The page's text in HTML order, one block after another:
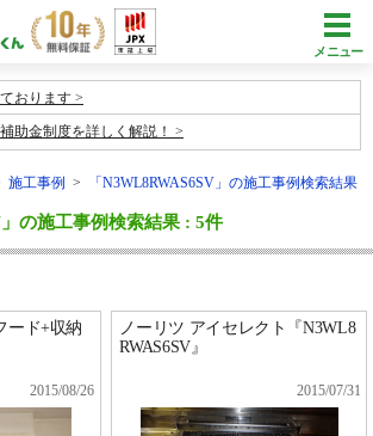
メニュー
おります
助金制度を詳しく解説！
施工事例 > 「N3WL8RWAS6SV」の施工事例検索結果
」の施工事例検索結果 : 5件
ード+収納
2015/08/26
ノーリツ アイセレクト『N3WL8
RWAS6SV』
2015/07/31